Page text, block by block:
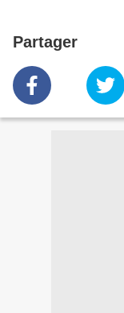
Partager